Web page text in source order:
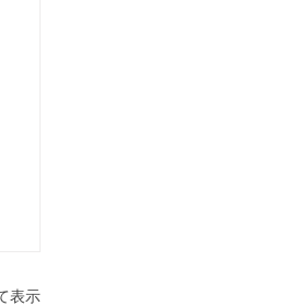
表示